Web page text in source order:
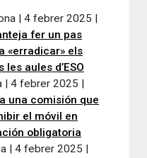
| 4 febrer 2025 |
fer un pas
«erradicar» els
aules d’ESO
| 4 febrer 2025 |
una comisión que
el móvil en
obligatoria
| 4 febrer 2025 |